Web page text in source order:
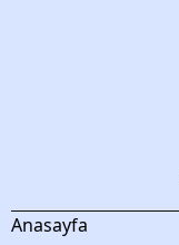
Anasayfa